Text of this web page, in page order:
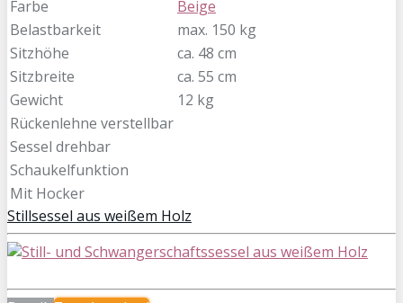
Farbe
Beige
Belastbarkeit
max. 150 kg
Sitzhöhe
ca. 48 cm
Sitzbreite
ca. 55 cm
Gewicht
12 kg
Rückenlehne verstellbar
Sessel drehbar
Schaukelfunktion
Mit Hocker
Stillsessel aus weißem Holz